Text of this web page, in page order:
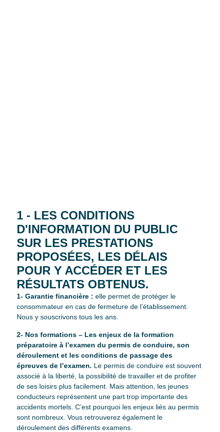
1 - LES CONDITIONS
D'INFORMATION DU PUBLIC
SUR LES PRESTATIONS
PROPOSÉES, LES DÉLAIS
POUR Y ACCÉDER ET LES
RÉSULTATS OBTENUS.
1- Garantie financière : elle permet de protéger le
consommateur en cas de fermeture de l’établissement.
Nous y souscrivons tous les ans.
2- Nos formations – Les enjeux de la formation
préparatoire à l’examen du permis de conduire, son
déroulement et les conditions de passage des
épreuves de l’examen. Le permis de conduire est souvent
associé à la liberté, la possibilité de travailler et de profiter
de ses loisirs plus facilement. Mais attention, les jeunes
conducteurs représentent une part trop importante des
accidents mortels. C’est pourquoi les enjeux liés au permis
sont nombreux. Vous retrouverez également le
déroulement des différents examens.